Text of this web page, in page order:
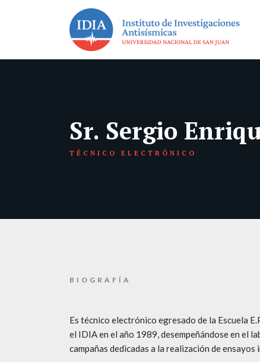
Sr. Sergio
TÉCNICO ELECTRÓNICO
BIOGRAFÍA
Es técnico electrónico egresado de la Escuela
el IDIA en el año 1989, desempeñándose en el
campañas dedicadas a la realización de